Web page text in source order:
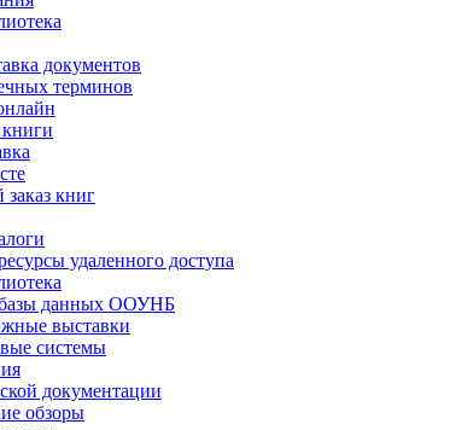
документов
терминов
книг
удаленного доступа
данных ООУНБ
выставки
системы
документации
обзоры